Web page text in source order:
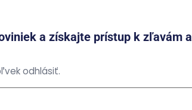
a získajte prístup k zľavám a
odhlásiť.